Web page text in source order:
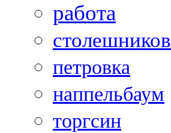
работа
столешников
петровка
наппельбаум
торгсин